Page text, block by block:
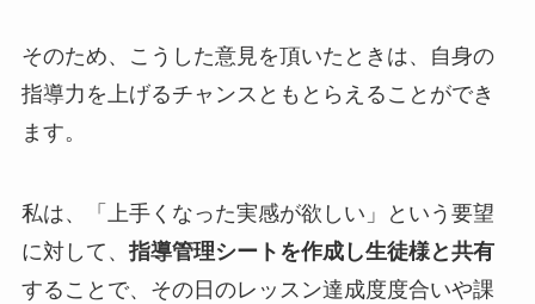
そのため、こうした意見を頂いたときは、自身の
指導力を上げるチャンスともとらえることができ
ます。
私は、「上手くなった実感が欲しい」という要望
に対して、 指導管理シートを作成し生徒様と共有
することで、その日のレッスン達成度度合いや課